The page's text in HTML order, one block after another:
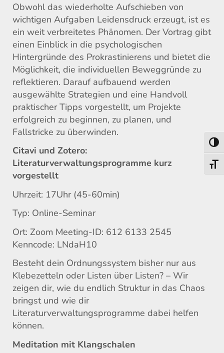
Obwohl das wiederholte Aufschieben von
wichtigen Aufgaben Leidensdruck erzeugt, ist es
ein weit verbreitetes Phänomen. Der Vortrag gibt
einen Einblick in die psychologischen
Hintergründe des Prokrastinierens und bietet die
Möglichkeit, die individuellen Beweggründe zu
reflektieren. Darauf aufbauend werden
ausgewählte Strategien und eine Handvoll
praktischer Tipps vorgestellt, um Projekte
erfolgreich zu beginnen, zu planen, und
Fallstricke zu überwinden.
Citavi und Zotero:
Literaturverwaltungsprogramme kurz
vorgestellt
Uhrzeit: 17Uhr (45-60min)
Typ: Online-Seminar
Ort: Zoom Meeting-ID: 612 6133 2545
Kenncode: LNdaH10
Besteht dein Ordnungssystem bisher nur aus
Klebezetteln oder Listen über Listen? – Wir
zeigen dir, wie du endlich Struktur in das Chaos
bringst und wie dir
Literaturverwaltungsprogramme dabei helfen
können.
Meditation mit Klangschalen